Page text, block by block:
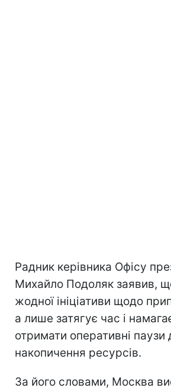
Радник керівника Офісу
Михайло Подоляк заявив,
жодної ініціативи щодо
а лише затягує час і
отримати оперативні паузи
накопичення ресурсів.
За його словами, Москва